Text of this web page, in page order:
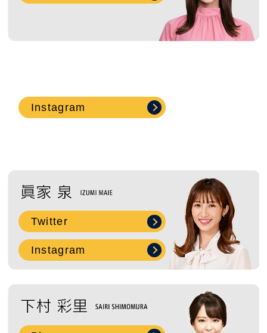
2019年4月 ( 7 )
2019年2月 ( 2 )
2018年10月 ( 9 )
2018年9月 ( 8 )
2018年8月 ( 5 )
Instagram
Twitter
Instagram